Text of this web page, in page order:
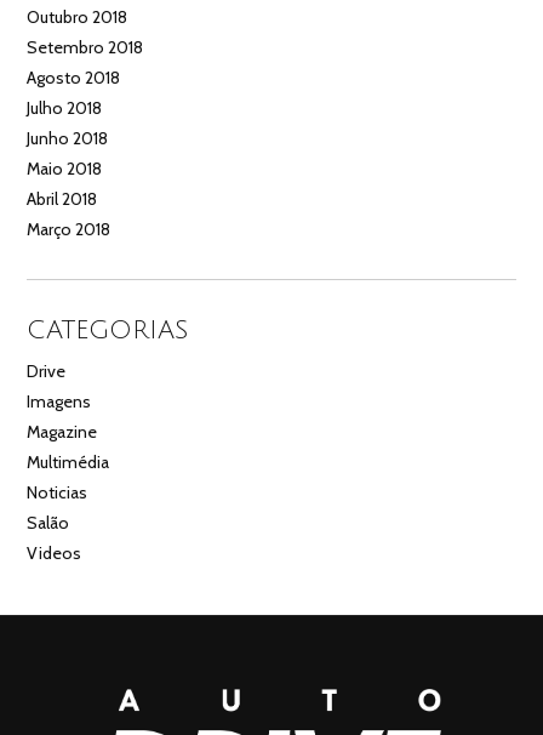
Outubro 2018
Setembro 2018
Agosto 2018
Julho 2018
Junho 2018
Maio 2018
Abril 2018
Março 2018
CATEGORIAS
Drive
Imagens
Magazine
Multimédia
Noticias
Salão
Videos